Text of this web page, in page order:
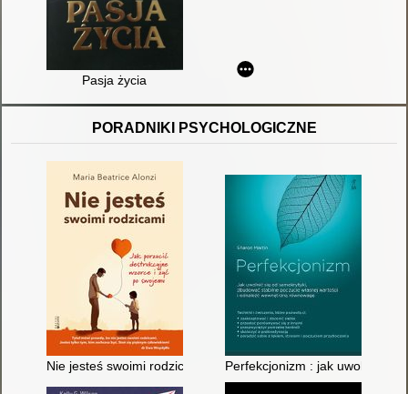
Pasja życia
PORADNIKI PSYCHOLOGICZNE
Nie jesteś swoimi rodzicami : jak porzucić destrukcyjne
Perfekcjonizm : jak uwolnić się